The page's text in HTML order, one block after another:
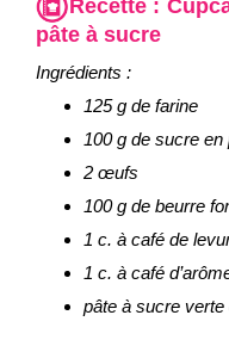
Recette :
pâte à sucre
Ingrédients :
125 g de farine
100 g de sucre en
2 œufs
100 g de beurre
1 c. à café de
1 c. à café
pâte à sucre verte